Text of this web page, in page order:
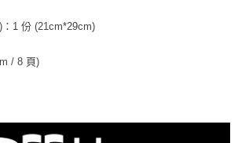
取消欲退款等相關疑問，請聯繫「AFTEE先享後付
宜，請瀏覽以下網址：
含以上)免運費
1 份 (21cm*29cm)
/ 8 頁)